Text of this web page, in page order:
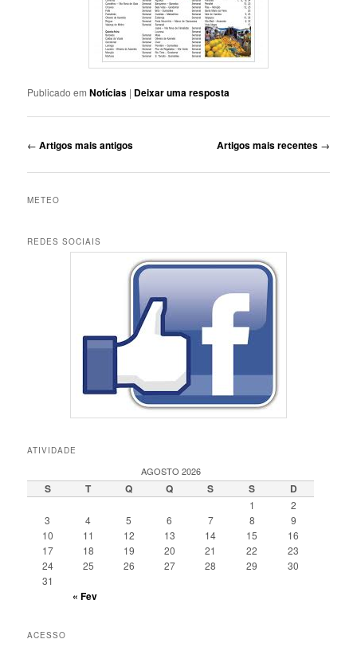
Publicado em Notícias | Deixar uma resposta
Navegação
artigos
← Artigos mais antigos Artigos mais recentes →
METEO
REDES SOCIAIS
ATIVIDADE
AGOSTO 2026
S T Q Q S S D
1
2
3
4 5 6 7 8
9
10
11 12 13 14 15
16
17
18 19 20 21 22
23
24
25 26 27 28 29
30
31
« Fev
ACESSO